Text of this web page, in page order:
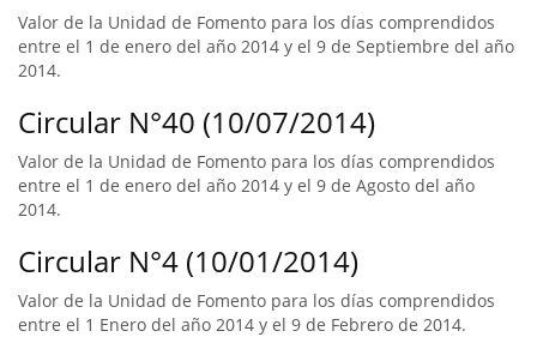
Valor de la Unidad de Fomento para los días comprendidos
entre el 1 de enero del año 2014 y el 9 de Septiembre del año
2014.
Circular N°40 (10/07/2014)
Valor de la Unidad de Fomento para los días comprendidos
entre el 1 de enero del año 2014 y el 9 de Agosto del año
2014.
Circular N°4 (10/01/2014)
Valor de la Unidad de Fomento para los días comprendidos
entre el 1 Enero del año 2014 y el 9 de Febrero de 2014.